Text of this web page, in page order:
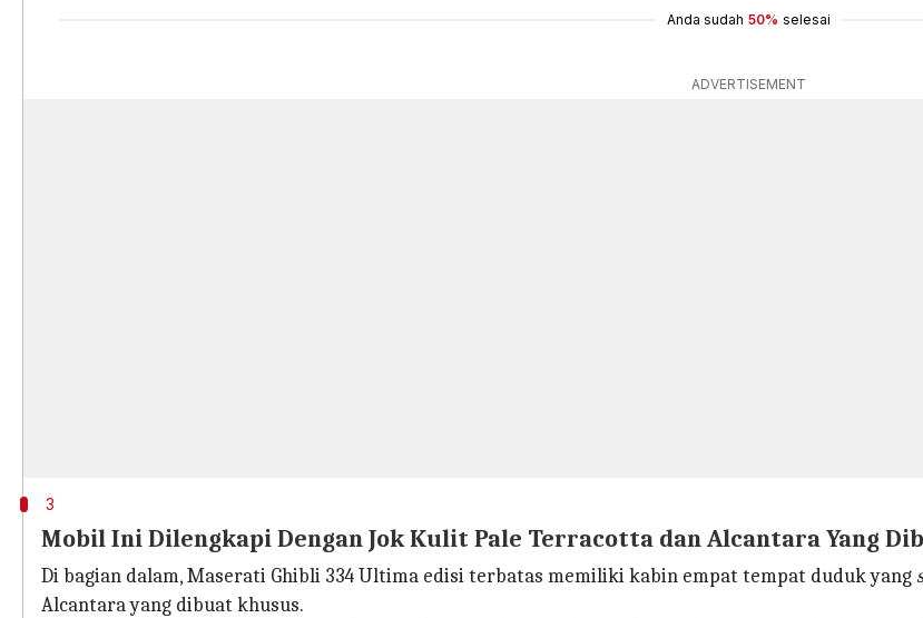
Anda sudah 50% selesai
ADVERTISEMENT
3
Mobil Ini Dilengkapi Dengan Jok Kulit Pale Terracotta dan Alcantara Yang
Di bagian dalam, Maserati Ghibli 334 Ultima edisi terbatas memiliki kabin empat tempat duduk yang
Alcantara yang dibuat khusus.